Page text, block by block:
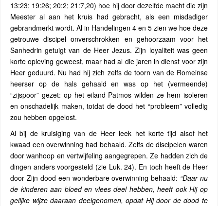
13:23; 19:26; 20:2; 21:7,20) hoe hij door dezelfde macht die zijn
Meester al aan het kruis had gebracht, als een misdadiger
gebrandmerkt wordt. Al in Handelingen 4 en 5 zien we hoe deze
getrouwe discipel onverschrokken en gehoorzaam voor het
Sanhedrin getuigt van de Heer Jezus. Zijn loyaliteit was geen
korte opleving geweest, maar had al die jaren in dienst voor zijn
Heer geduurd. Nu had hij zich zelfs de toorn van de Romeinse
heerser op de hals gehaald en was op het (vermeende)
“zijspoor” gezet: op het eiland Patmos wilden ze hem isoleren
en onschadelijk maken, totdat de dood het “probleem” volledig
zou hebben opgelost.
Al bij de kruisiging van de Heer leek het korte tijd alsof het
kwaad een overwinning had behaald. Zelfs de discipelen waren
door wanhoop en vertwijfeling aangegrepen. Ze hadden zich de
dingen anders voorgesteld (zie Luk. 24). En toch heeft de Heer
door Zijn dood een wonderbare overwinning behaald: “Daar nu
de kinderen aan bloed en vlees deel hebben, heeft ook Hij op
gelijke wijze daaraan deelgenomen, opdat Hij door de dood te